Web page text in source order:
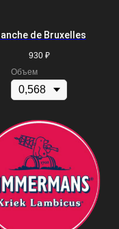
de Bruxelles
930 ₽
Объем